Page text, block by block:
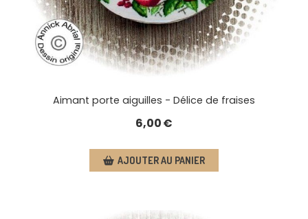
Aimant porte aiguilles - Délice de fraises
6,00€
AJOUTER AU PANIER